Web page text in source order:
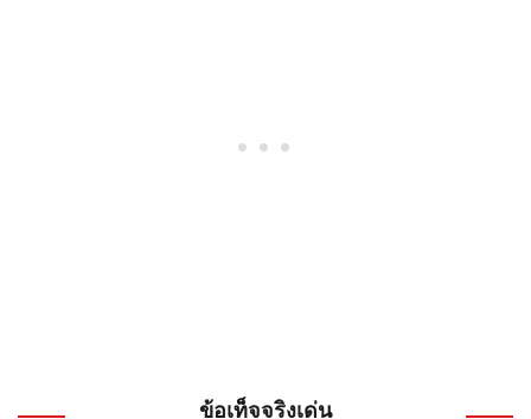
ข้อเท็จจริงเด่น